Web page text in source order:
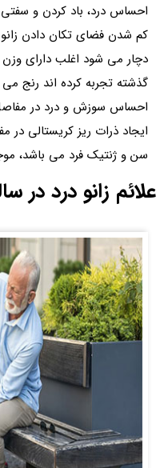
احساس درد، باد کردن و
کم شدن فضای تکان دادن
دچار می شود اغلب دارای
گذشته تجربه کرده اند رنج
احساس سوزش و درد در
ایجاد ذرات ریز کریستالی
سن و ژنتیک فرد می باشد،
علائم زانو درد در